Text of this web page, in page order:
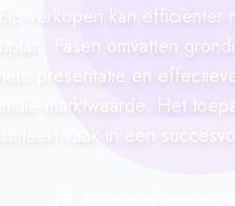
Elp verkopen kan efficiënter
Fasen omvatten
presentatie en
marktwaarde. Het
vaak in een